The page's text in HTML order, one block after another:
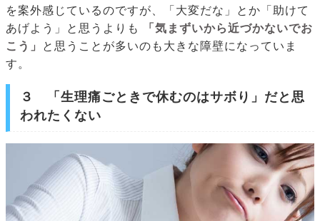
を案外感じているのですが、「大変だな」とか「助けて
あげよう」と思うよりも
「気まずいから近づかないでお
こう」
と思うことが多いのも大きな障壁になっていま
す。
３ 「生理痛ごときで休むのはサボり」だと思
われたくない